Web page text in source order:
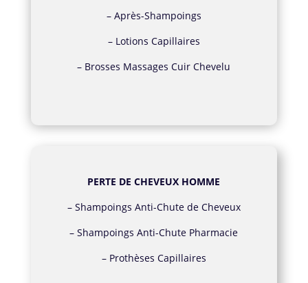
– Après-Shampoings
– Lotions Capillaires
– Brosses Massages Cuir Chevelu
PERTE DE CHEVEUX HOMME
– Shampoings Anti-Chute de Cheveux
–Shampoings Anti-Chute Pharmacie
– Prothèses Capillaires